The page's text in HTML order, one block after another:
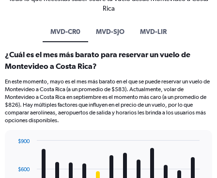
Rica
MVD-CR0 MVD-SJO MVD-LIR
¿Cuál es el mes más barato para reservar un vuelo de
Montevideo a Costa Rica?
En este momento, mayo es el mes más barato en el que se puede reservar un vuelo de
Montevideo a Costa Rica (a un promedio de $583). Actualmente, volar de
Montevideo a Costa Rica en septiembre es el momento más caro (a un promedio de
$826). Hay múltiples factores que influyen en el precio de un vuelo, por lo que
comparar aerolíneas, aeropuertos de salida y horarios les brinda a los usuarios más
opciones disponibles.
with
12
$600
$900